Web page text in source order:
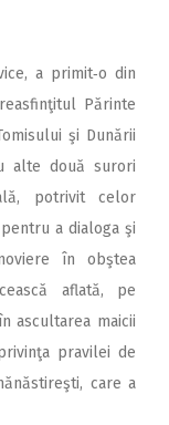
a primit‑o din
Părinte
şi Dunării
alte două surori
potrivit celor
a dialoga şi
în obştea
aflată, pe
ascultarea maicii
pravilei de
care a